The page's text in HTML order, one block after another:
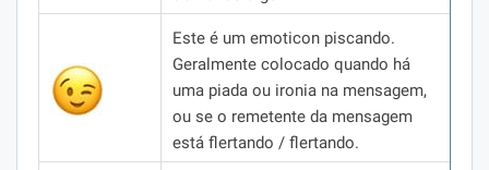
Este é um emoticon piscando.
Geralmente colocado quando há
uma piada ou ironia na mensagem,
ou se o remetente da mensagem
está flertando / flertando.